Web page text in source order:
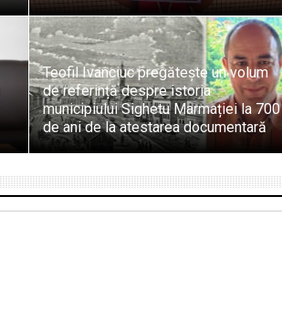
Teofil Ivanciuc pregătește un volum
de referință despre istoria
municipiului Sighetu Marmației la 700
de ani de la atestarea documentară